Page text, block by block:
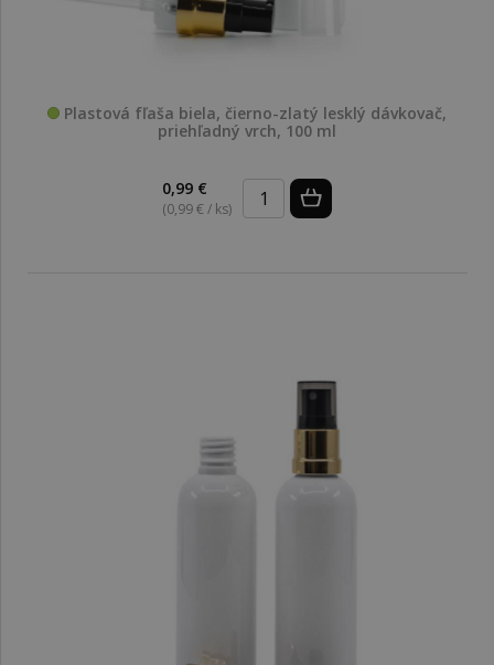
Plastová fľaša biela, čierno-zlatý lesklý dávkovač,
priehľadný vrch, 100 ml
0,99 €
(0,99 € / ks)